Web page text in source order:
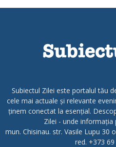
Subiectul Zilei este portalul tău
cele mai actuale și relevante
ținem conectat la esențial.
Zilei - unde
mun. Chisinau. str. Vasile Lupu 30
red. +373